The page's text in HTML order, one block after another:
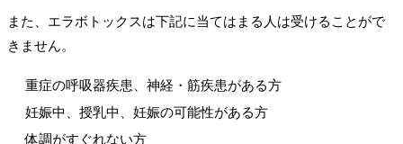
また、エラボトックスは下記に当てはまる人は受けることがで
きません。
重症の呼吸器疾患、神経・筋疾患がある方
妊娠中、授乳中、妊娠の可能性がある方
体調がすぐれない方